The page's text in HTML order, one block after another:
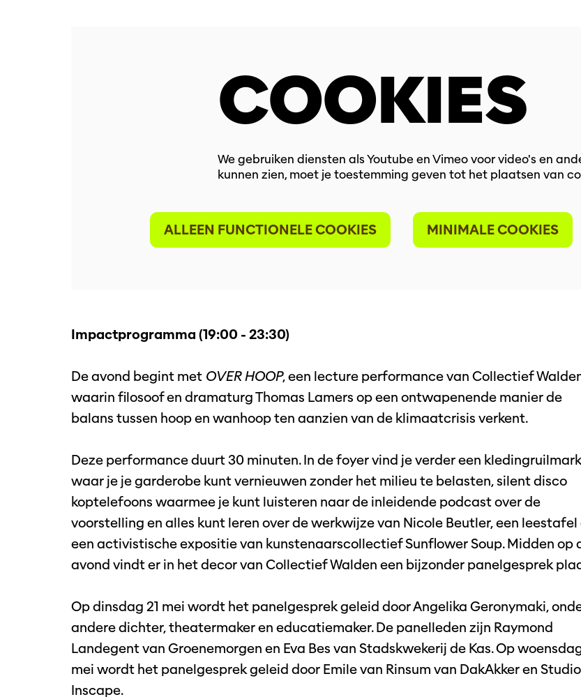
COOKIES
We gebruiken diensten als Youtube en Vimeo voor video's en
kunnen zien, moet je toestemming geven tot het plaatsen van
ALLEEN FUNCTIONELE COOKIES MINIMALE COOKIES
Impactprogramma (19:00 - 23:30)
De avond begint met OVER HOOP, een lecture performance van Collectief
waarin filosoof en dramaturg Thomas Lamers op een ontwapenende manier de
balans tussen hoop en wanhoop ten aanzien van de klimaatcrisis verkent.
Deze performance duurt 30 minuten. In de foyer vind je verder een
waar je je garderobe kunt vernieuwen zonder het milieu te belasten, silent disco
koptelefoons waarmee je kunt luisteren naar de inleidende podcast over de
voorstelling en alles kunt leren over de werkwijze van Nicole Beutler, een leestafel
een activistische expositie van kunstenaarscollectief Sunflower Soup. Midden op
avond vindt er in het decor van Collectief Walden een bijzonder panelgesprek
Op dinsdag 21 mei wordt het panelgesprek geleid door Angelika Geronymaki,
andere dichter, theatermaker en educatiemaker. De panelleden zijn Raymond
Landegent van Groenemorgen en Eva Bes van Stadskwekerij de Kas. Op
mei wordt het panelgesprek geleid door Emile van Rinsum van DakAkker en Studio
Inscape.